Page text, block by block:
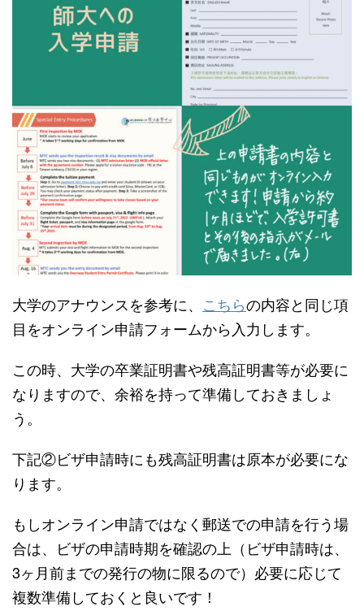
大学のアナウンスを参考に、 こちらの内容と同じ項
目をオンライン申請フォームから入力します。
この時、大学の卒業証明書や残高証明書等が必要に
なりますので、余裕を持って準備しておきましょ
う。
下記②ビザ申請時にも残高証明書は原本が必要にな
ります。
もしオンライン申請ではなく郵送での申請を行う場
合は、ビザの申請時期を確認の上（ビザ申請時は、
3ヶ月前までの発行の物に限るので）必要に応じて
複数準備しておくと良いです！